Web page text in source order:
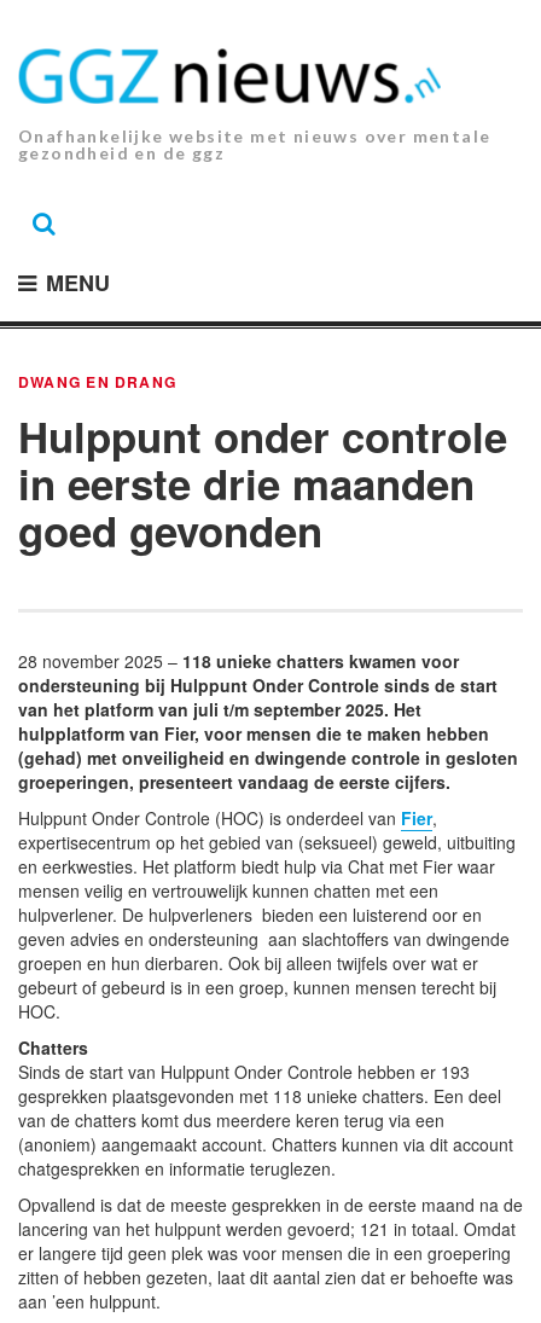
inhoud.
Onafhankelijke website met nieuws over mentale
gezondheid en de ggz
MENU
DWANG EN DRANG
Hulppunt onder controle
in eerste drie maanden
goed gevonden
28 november 2025 – 118 unieke chatters kwamen voor
ondersteuning bij Hulppunt Onder Controle sinds de start
van het platform van juli t/m september 2025. Het
hulpplatform van Fier, voor mensen die te maken hebben
(gehad) met onveiligheid en dwingende controle in gesloten
groeperingen, presenteert vandaag de eerste cijfers.
Hulppunt Onder Controle (HOC) is onderdeel van Fier,
expertisecentrum op het gebied van (seksueel) geweld, uitbuiting
en eerkwesties. Het platform biedt hulp via Chat met Fier waar
mensen veilig en vertrouwelijk kunnen chatten met een
hulpverlener. De hulpverleners bieden een luisterend oor en
geven advies en ondersteuning aan slachtoffers van dwingende
groepen en hun dierbaren. Ook bij alleen twijfels over wat er
gebeurt of gebeurd is in een groep, kunnen mensen terecht bij
HOC.
Chatters
Sinds de start van Hulppunt Onder Controle hebben er 193
gesprekken plaatsgevonden met 118 unieke chatters. Een deel
van de chatters komt dus meerdere keren terug via een
(anoniem) aangemaakt account. Chatters kunnen via dit account
chatgesprekken en informatie teruglezen.
Opvallend is dat de meeste gesprekken in de eerste maand na de
lancering van het hulppunt werden gevoerd; 121 in totaal. Omdat
er langere tijd geen plek was voor mensen die in een groepering
zitten of hebben gezeten, laat dit aantal zien dat er behoefte was
aan ’een hulppunt.